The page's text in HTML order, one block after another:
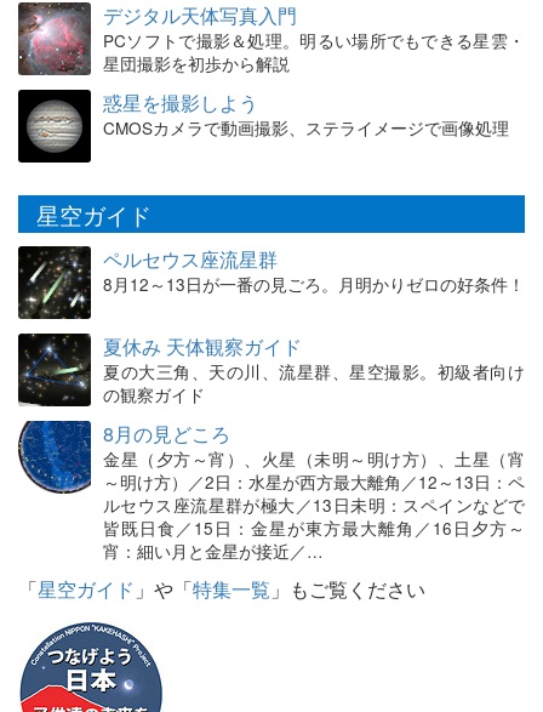
デジタル天体写真入門
PCソフトで撮影＆処理。明るい場所でもできる星雲・
星団撮影を初歩から解説
惑星を撮影しよう
CMOSカメラで動画撮影、ステライメージで画像処理
星空ガイド
ペルセウス座流星群
8月12～13日が一番の見ごろ。月明かりゼロの好条件！
夏休み 天体観察ガイド
夏の大三角、天の川、流星群、星空撮影。初級者向け
の観察ガイド
8月の見どころ
金星（夕方～宵）、火星（未明～明け方）、土星（宵
～明け方）／2日：水星が西方最大離角／12～13日：ペ
ルセウス座流星群が極大／13日未明：スペインなどで
皆既日食／15日：金星が東方最大離角／16日夕方～
宵：細い月と金星が接近／…
「星空ガイド 」や「特集一覧 」もご覧ください